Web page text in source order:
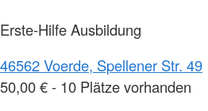
Erste-Hilfe Ausbildung
46562 Voerde, Spellener Str. 49
50,00 € - 10 Plätze vorhanden